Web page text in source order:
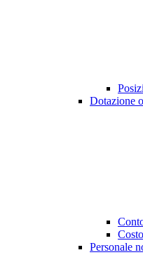
Dotazione
Personale